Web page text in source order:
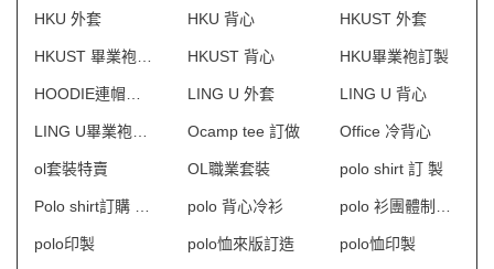
HKU 外套 HKU 背心 HKUST 外套
HKUST 背心 HKU畢業袍訂製
LING U 外套 LING U 背心
Ocamp tee 訂做 Office 冷背心
ol套裝特賣 OL職業套裝 polo shirt 訂 製
polo 背心冷衫
polo印製 polo恤來版訂造 polo恤印製